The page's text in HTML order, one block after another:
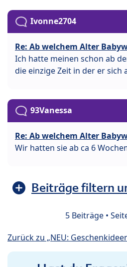
Ivonne2704
Re: Ab welchem Alter
Ich hatte meinen schon ab
die einzige Zeit in der er sich
93Vanessa
Re: Ab welchem Alter
Wir hatten sie ab ca 6
Beiträge filtern
5 Beiträge •
Zurück zu „NEU: